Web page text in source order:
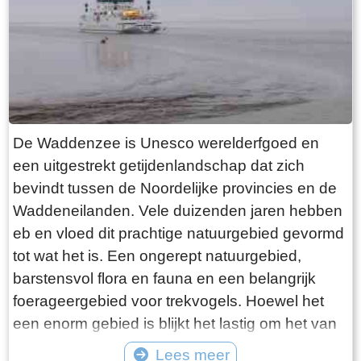
want deze is aan de binnenkant ook de moeite
waard. Er hangt een aantal historische houten
rouwborden aan de muur. In de huizen brandt
licht en de kachel. Aan de andere kant van de
terp loop je weer naar beneden, nu via voetpad
van gele klinkers. Als je daarna links aanhoudt
kom je gewoon weer uit waar je bent begonnen.
Het is moeilijk voor te stellen dat een dergelijk
terp ooit door mensenhanden is gemaakt.
Terpen hadden een belangrijke functie als
bescherming tegen overstromingen vanuit zee.
Na de aanleg van dijken werden ze, ontdaan
van hun nut, voor het grootste deel weer
afgegraven. De vruchtbare grond naar elders
verscheept. Hoe rigoureus deze vorm van
De Waddenzee is Unesco werelderfgoed en
een uitgestrekt getijdenlandschap dat zich
bevindt tussen de Noordelijke provincies en de
Waddeneilanden. Vele duizenden jaren hebben
eb en vloed dit prachtige natuurgebied gevormd
tot wat het is. Een ongerept natuurgebied,
barstensvol flora en fauna en een belangrijk
foerageergebied voor trekvogels. Hoewel het
een enorm gebied is blijkt het lastig om het van
dichtbij te zien en ervaren. Natuurlijk kun je in
Lees meer